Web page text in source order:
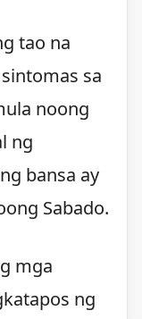
tao na
sa
noong
ng
bansa ay
Sabado.
mga
ng